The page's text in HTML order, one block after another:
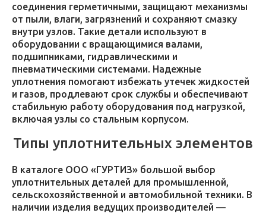
соединения герметичными, защищают механизмы
от пыли, влаги, загрязнений и сохраняют смазку
внутри узлов. Такие детали используют в
оборудовании с вращающимися валами,
подшипниками, гидравлическими и
пневматическими системами. Надежные
уплотнения помогают избежать утечек жидкостей
и газов, продлевают срок службы и обеспечивают
стабильную работу оборудования под нагрузкой,
включая узлы со стальным корпусом.
Типы уплотнительных элементов
В каталоге ООО «ГУРТИЗ» большой выбор
уплотнительных деталей для промышленной,
сельскохозяйственной и автомобильной техники. В
наличии изделия ведущих производителей —